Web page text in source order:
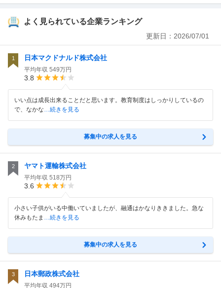
よく見られている企業ランキング
更新日： 2026/07/01
1 日本マクドナルド株式会社
平均年収 549万円
3.8
いい点は成長出来ることだと思います。教育制度はしっかりしているの
で、なかな…続きを見る
募集中の求人を見る
2 ヤマト運輸株式会社
平均年収 518万円
3.6
小さい子供がいる中働いていましたが、融通はかなりききました。急な
休みもたま …続きを見る
募集中の求人を見る
3 日本郵政株式会社
平均年収 494万円